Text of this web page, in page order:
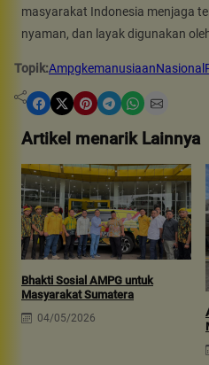
masyarakat Indonesia menjaga
nyaman, dan layak digunakan
Topik:AmpgkemanusiaanNasional
Share on Facebook Share on X Share on Pinterest Share on Telegram Share on WhatsApp Share on Email
Artikel menarik Lainnya
Bhakti Sosial AMPG untuk
Masyarakat Sumatera
04/05/2026